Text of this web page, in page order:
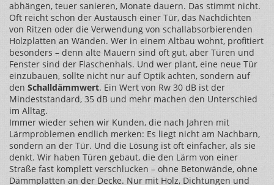
abhängen, teuer sanieren, Monate dauern. Das stimmt nicht.
Oft reicht schon der Austausch einer Tür, das Nachdichten
von Ritzen oder die Verwendung von schallabsorbierenden
Holzplatten an Wänden. Wer in einem Altbau wohnt, profitiert
besonders – denn alte Mauern sind oft gut, aber Türen und
Fenster sind der Flaschenhals. Und wer plant, eine neue Tür
einzubauen, sollte nicht nur auf Optik achten, sondern auf
den Schalldämmwert. Ein Wert von Rw 30 dB ist der
Mindeststandard, 35 dB und mehr machen den Unterschied
im Alltag.
Immer wieder sehen wir Kunden, die nach Jahren mit
Lärmproblemen endlich merken: Es liegt nicht am Nachbarn,
sondern an der Tür. Und die Lösung ist oft einfacher, als sie
denkt. Wir haben Türen gebaut, die den Lärm von einer
Straße fast komplett verschlucken – ohne Betonwände, ohne
Dämmplatten an der Decke. Nur mit Holz, Dichtungen und